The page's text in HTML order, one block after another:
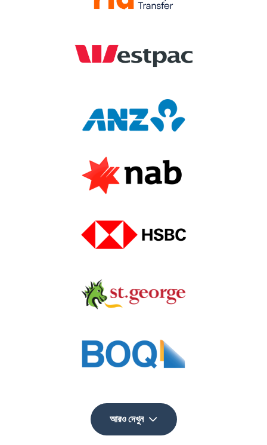
আরও দেখুন